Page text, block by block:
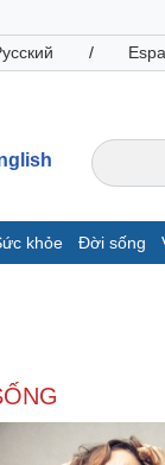
/
khỏe Đời sống
Giá cà